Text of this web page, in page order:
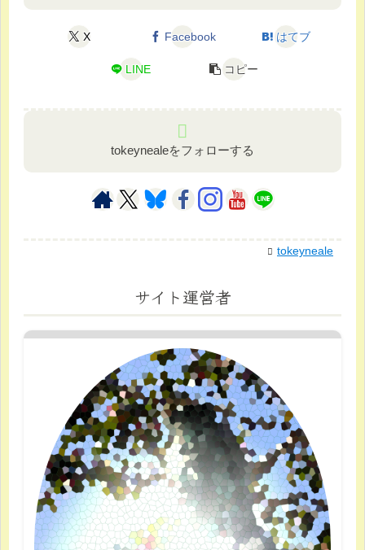
X Facebook はてブ
LINE コピー
tokeynealeをフォローする
tokeyneale
サイト運営者